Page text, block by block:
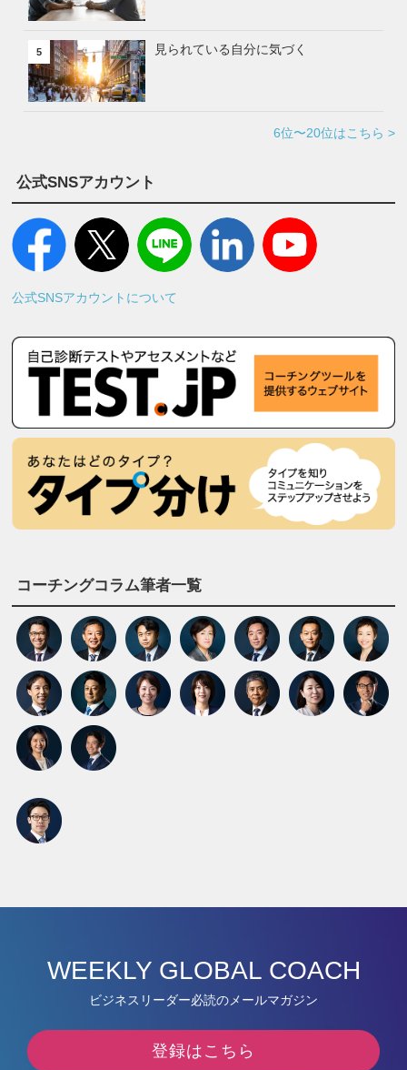
5 見られている自分に気づく
6位〜20位はこちら >
公式SNSアカウント
公式SNSアカウントについて
コーチングコラム筆者一覧
WEEKLY GLOBAL COACH
ビジネスリーダー必読のメールマガジン
登録はこちら